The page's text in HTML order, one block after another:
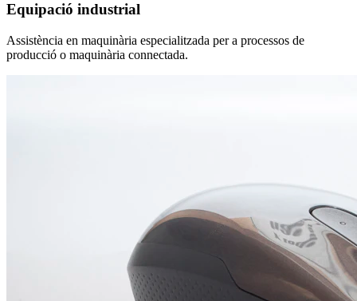
Equipació industrial
Assistència en maquinària especialitzada per a processos de
producció o maquinària connectada.